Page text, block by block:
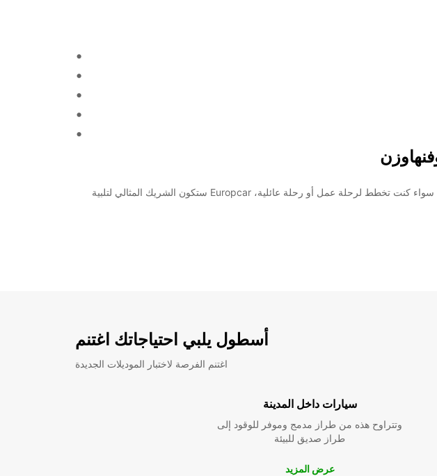
اختيار Europcar يعني اختيار الجودة والموثوقية. ستحصل على خدمة لا مثيل لها وتجربة تأجير تلبي توقعاتك. سواء كنت تخطط لرحلة عمل أو رحلة عائلية، Europcar ستكون الشريك المثالي لتلبية
أسطول يلبي احتياجاتك اغتنم
اغتنم الفرصة لاختبار الموديلات الجديدة
سيارات داخل المدينة
وتتراوح هذه من طراز مدمج وموفر للوقود إلى
طراز صديق للبيئة
عرض المزيد